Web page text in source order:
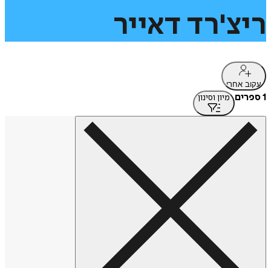
ריצ'רד דאייר
עקוב אחרי
1 ספרים מיון וסינון